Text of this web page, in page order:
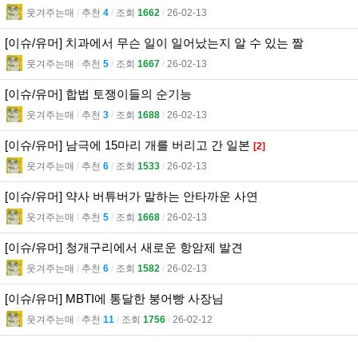
웃겨주는매 l 추천 4 l 조회 1662 l 26-02-13
[이슈/유머] 치과에서 무슨 일이 일어났는지 알 수 있는 짤
웃겨주는매 l 추천 5 l 조회 1667 l 26-02-13
[이슈/유머] 합법 토쟁이들의 순기능
웃겨주는매 l 추천 3 l 조회 1688 l 26-02-13
[이슈/유머] 남극에 15마리 개를 버리고 간 일본 [2]
웃겨주는매 l 추천 6 l 조회 1533 l 26-02-13
[이슈/유머] 약사 버튜버가 말하는 안타까운 사연
웃겨주는매 l 추천 5 l 조회 1668 l 26-02-13
[이슈/유머] 청개구리에서 새로운 항암제 발견
웃겨주는매 l 추천 6 l 조회 1582 l 26-02-13
[이슈/유머] MBTI에 통달한 붕어빵 사장님
웃겨주는매 l 추천 11 l 조회 1756 l 26-02-12